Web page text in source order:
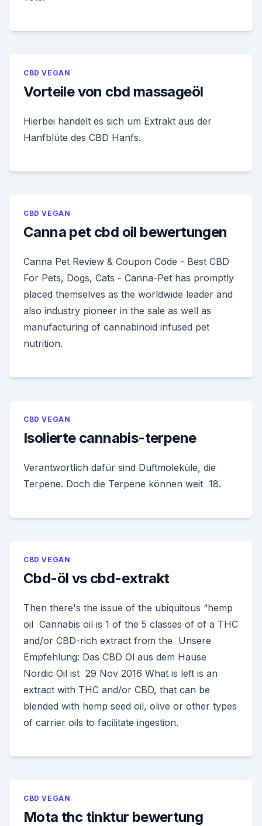
CBD VEGAN
Vorteile von cbd massageöl
Hierbei handelt es sich um Extrakt aus der
Hanfblüte des CBD Hanfs.
CBD VEGAN
Canna pet cbd oil bewertungen
Canna Pet Review & Coupon Code - Best CBD
For Pets, Dogs, Cats - Canna-Pet has promptly
placed themselves as the worldwide leader and
also industry pioneer in the sale as well as
manufacturing of cannabinoid infused pet
nutrition.
CBD VEGAN
Isolierte cannabis-terpene
Verantwortlich dafür sind Duftmoleküle, die
Terpene. Doch die Terpene können weit 18.
CBD VEGAN
Cbd-öl vs cbd-extrakt
Then there's the issue of the ubiquitous “hemp
oil Cannabis oil is 1 of the 5 classes of of a THC
and/or CBD-rich extract from the Unsere
Empfehlung: Das CBD Öl aus dem Hause
Nordic Oil ist 29 Nov 2016 What is left is an
extract with THC and/or CBD, that can be
blended with hemp seed oil, olive or other types
of carrier oils to facilitate ingestion.
CBD VEGAN
Mota thc tinktur bewertung